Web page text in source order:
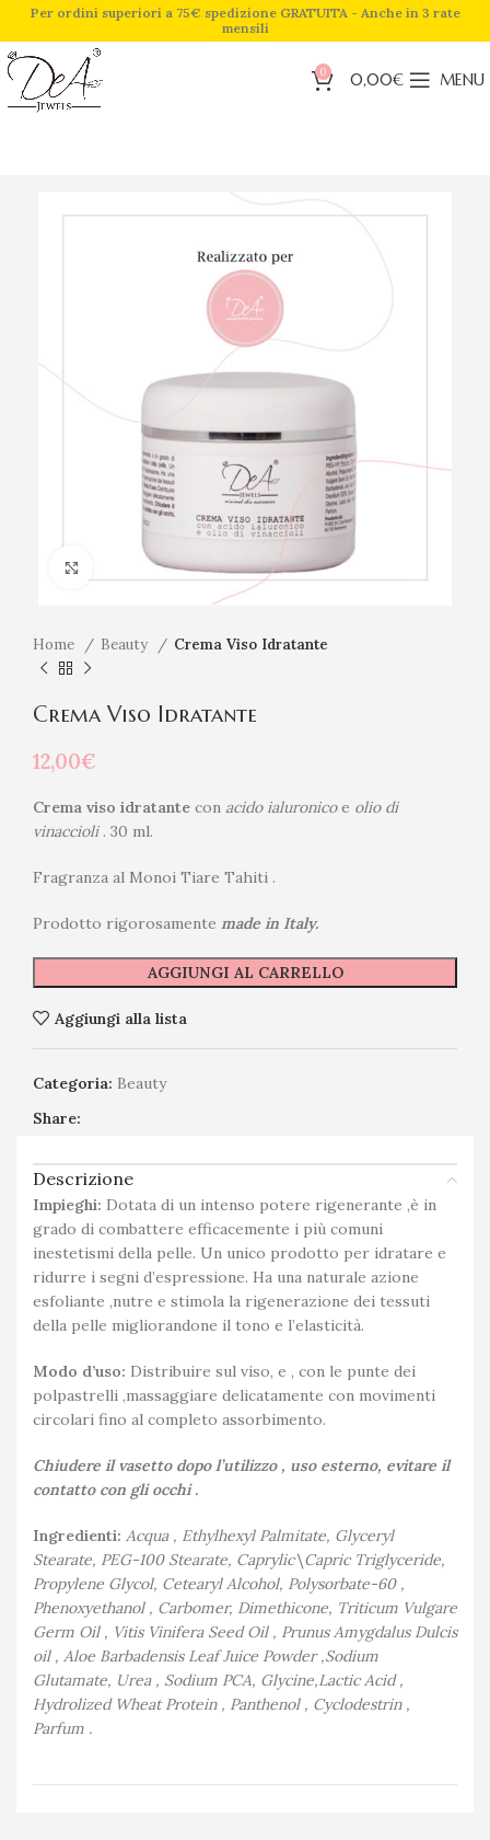
Per ordini superiori a 75€ spedizione GRATUITA - Anche in 3 rate
mensili
0 0,00€ MENU
Click to enlarge
Home Beauty Crema Viso Idratante
Crema Viso Idratante
12,00€
Crema viso idratante con acido ialuronicoe olio di
vinaccioli. 30 ml.
Fragranza al Monoi Tiare Tahiti .
Prodotto rigorosamente made in Italy.
AGGIUNGI AL CARRELLO
Aggiungi alla lista
Categoria: Beauty
Share:
Descrizione
Impieghi: Dotata di un intenso potere rigenerante ,è in
grado di combattere efficacemente i più comuni
inestetismi della pelle. Un unico prodotto per idratare e
ridurre i segni d’espressione. Ha una naturale azione
esfoliante ,nutre e stimola la rigenerazione dei tessuti
della pelle migliorandone il tono e l’elasticità.
Modo d’uso: Distribuire sul viso, e , con le punte dei
polpastrelli ,massaggiare delicatamente con movimenti
circolari fino al completo assorbimento.
Chiudere il vasetto dopo l’utilizzo , uso esterno, evitare il
contatto con gli occhi .
Ingredienti: Acqua , Ethylhexyl Palmitate, Glyceryl
Stearate, PEG-100 Stearate, Caprylic\Capric Triglyceride,
Propylene Glycol, Cetearyl Alcohol, Polysorbate-60 ,
Phenoxyethanol , Carbomer, Dimethicone, Triticum Vulgare
Germ Oil , Vitis Vinifera Seed Oil , Prunus Amygdalus Dulcis
oil , Aloe Barbadensis Leaf Juice Powder ,Sodium
Glutamate, Urea , Sodium PCA, Glycine,Lactic Acid ,
Hydrolized Wheat Protein , Panthenol , Cyclodestrin ,
Parfum .